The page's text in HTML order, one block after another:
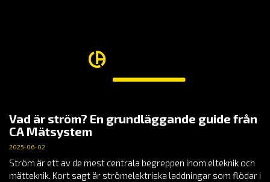
Vad är ström? En grundläggande guide från
CA Mätsystem
2025-06-02
Ström är ett av de mest centrala begreppen inom elteknik och
mätteknik. Kort sagt är strömelektriska laddningar som flödar i